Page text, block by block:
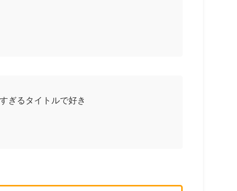
ぎるタイトルで好き